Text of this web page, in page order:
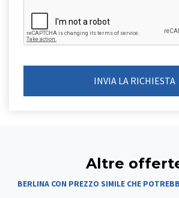
Altre
BERLINA CON PREZZO SIMILE CHE